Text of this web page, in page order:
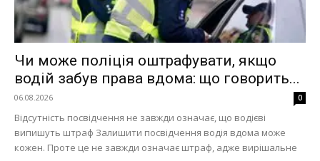
Чи може поліція оштрафувати, якщо
водій забув права вдома: що говорить...
06.08.2026 0
Відсутність посвідчення не завжди означає, що водієві
випишуть штраф Залишити посвідчення водія вдома може
кожен. Проте це не завжди означає штраф, адже вирішальне